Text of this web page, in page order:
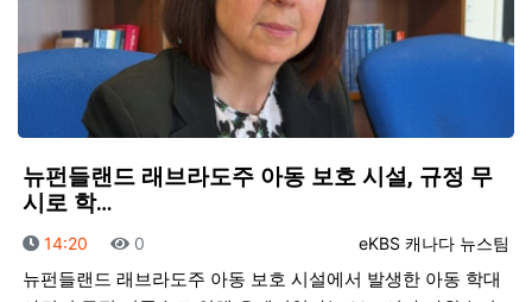
뉴펀들랜드 래브라도주 아동 보호 시설, 규정 무
시로 학…
등록자
eKBS 캐나다 뉴스팀
등록일
14:20 조회
0
뉴펀들랜드 래브라도주 아동 보호 시설에서 발생한 아동 학대